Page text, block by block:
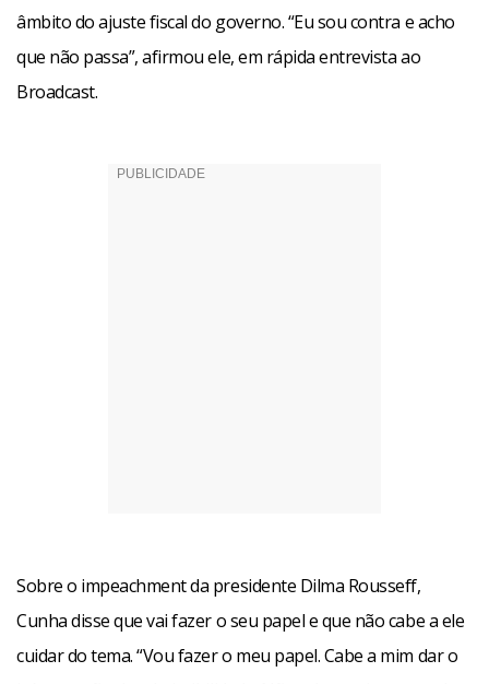
âmbito do ajuste fiscal do governo. “Eu sou contra e acho
que não passa”, afirmou ele, em rápida entrevista ao
Broadcast.
Sobre o impeachment da presidente Dilma Rousseff,
Cunha disse que vai fazer o seu papel e que não cabe a ele
cuidar do tema. “Vou fazer o meu papel. Cabe a mim dar o